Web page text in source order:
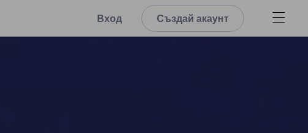
Вход Създай акаунт